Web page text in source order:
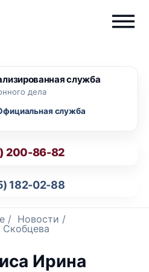
200-86-82
182-02-88
служба
дела
/ Новости /
Ирина